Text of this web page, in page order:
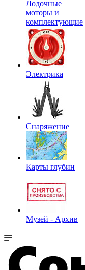
Лодочные
моторы и
комплектующие
Электрика
Снаряжение
Карты глубин
Музей - Архив